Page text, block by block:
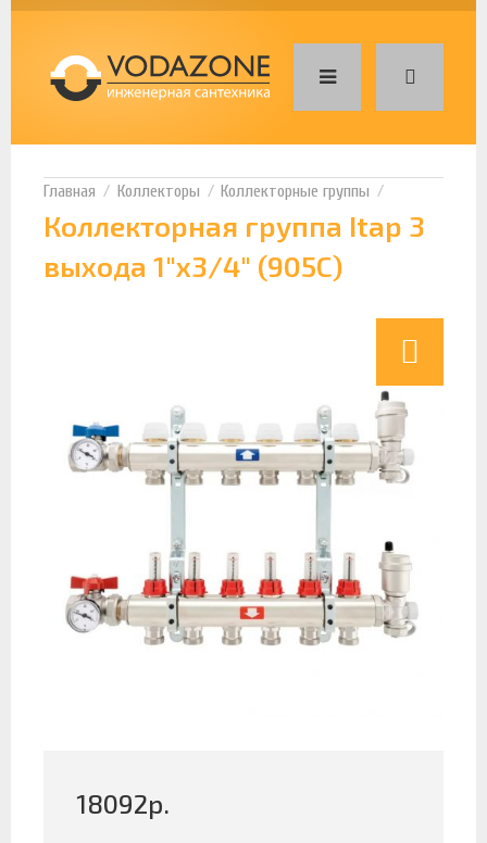
Коллекторы Коллекторные группы
Коллекторная группа Itap 3
выхода 1"х3/4" (905C)
18092р.